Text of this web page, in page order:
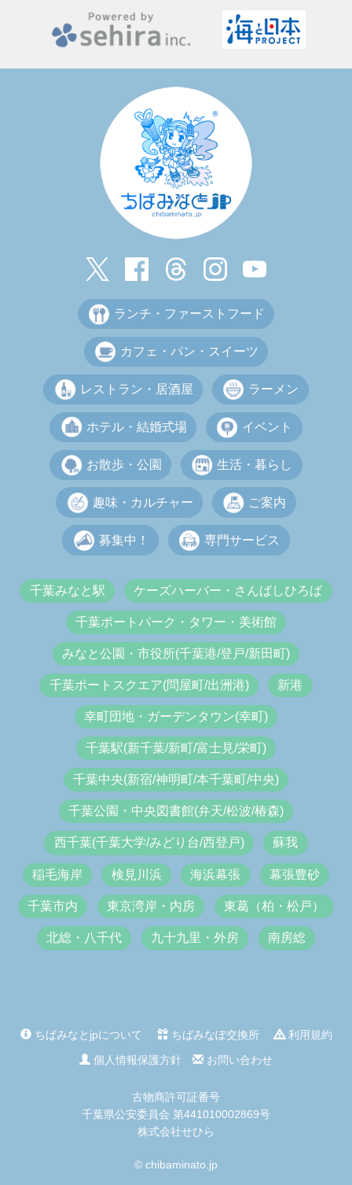
ランチ・ファーストフード
カフェ・パン・スイーツ
レストラン・居酒屋 ラーメン
ホテル・結婚式場 イベント
お散歩・公園 生活・暮らし
趣味・カルチャー ご案内
募集中！ 専門サービス
千葉みなと駅 ケーズハーバー・さんばしひろば
千葉ポートパーク・タワー・美術館
みなと公園・市役所(千葉港/登戸/新田町)
千葉ポートスクエア(問屋町/出洲港) 新港
幸町団地・ガーデンタウン(幸町)
千葉駅(新千葉/新町/富士見/栄町)
千葉中央(新宿/神明町/本千葉町/中央)
千葉公園・中央図書館(弁天/松波/椿森)
西千葉(千葉大学/みどり台/西登戸) 蘇我
稲毛海岸 検見川浜 海浜幕張 幕張豊砂
千葉市内 東京湾岸・内房 東葛（柏・松戸）
北総・八千代 九十九里・外房 南房総
ちばみなとjpについて ちばみなぽ交換所
利用規約
個人情報保護方針
お問い合わせ
古物商許可証番号
千葉県公安委員会 第441010002869号
株式会社せひら
© chibaminato.jp